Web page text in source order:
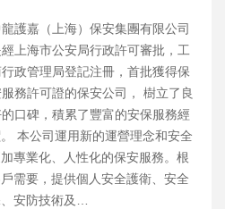
護嘉（上海）保安集團有限公司
上海市公安局行政許可審批，工
政管理局登記注冊，首批獲得保
務許可證的保安公司， 樹立了良
口碑，積累了豐富的安保服務經
本公司運用新的運營理念和安全
專業化、人性化的保安服務。根
需要，提供個人安全護衛、安全
安防技術及…